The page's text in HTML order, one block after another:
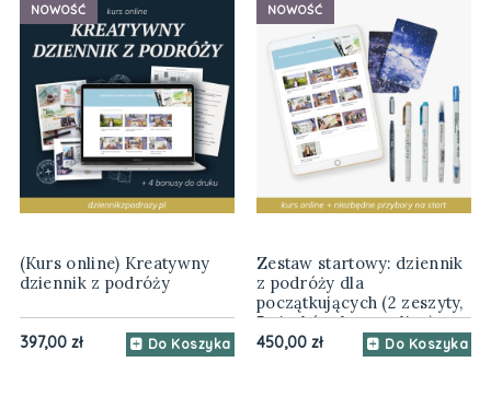
(Kurs online) Kreatywny
dziennik z podróży
397,00 zł Do Koszyka
NOWOŚĆ
Zestaw startowy: dziennik
z podróży dla
początkujących (2 zeszyty,
5 pisaków, kurs online)
450,00 zł Do Koszyka
NOWOŚĆ